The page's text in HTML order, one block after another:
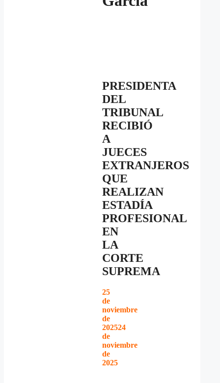
PRESIDENTA
DEL
TRIBUNAL
RECIBIÓ
A
JUECES
EXTRANJEROS
QUE
REALIZAN
ESTADÍA
PROFESIONAL
EN
LA
CORTE
SUPREMA
25
de
noviembre
de
202524
de
noviembre
de
2025